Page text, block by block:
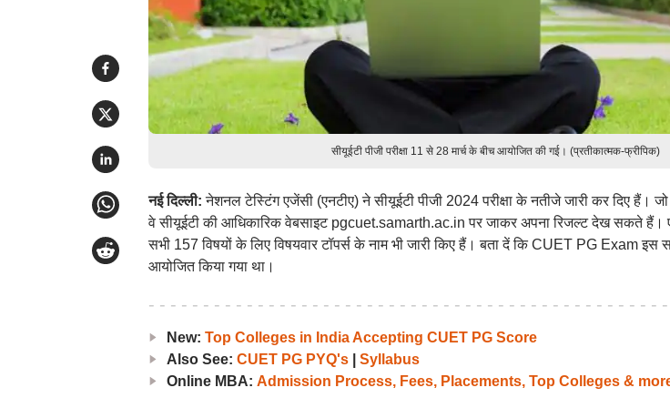
सीयूईटी पीजी परीक्षा 11 से 28 मार्च के बीच आयोजित की गई। (प्रतीकात्मक-फ्रीपिक)
नई दिल्ली:नेशनल टेस्टिंग एजेंसी (एनटीए) ने सीयूईटी पीजी 2024 परीक्षा के नतीजे जारी कर दिए हैं। जो
वे सीयूईटी की आधिकारिक वेबसाइट pgcuet.samarth.ac.in पर जाकर अपना रिजल्ट देख सकते हैं।
सभी 157 विषयों के लिए विषयवार टॉपर्स के नाम भी जारी किए हैं। बता दें कि CUET PG Exam इस
आयोजित किया गया था।
New: Top Colleges in India Accepting CUET PG Score
Also See: CUET PG PYQ's| Syllabus
Online MBA: Admission Process, Fees, Placements, Top Colleges &